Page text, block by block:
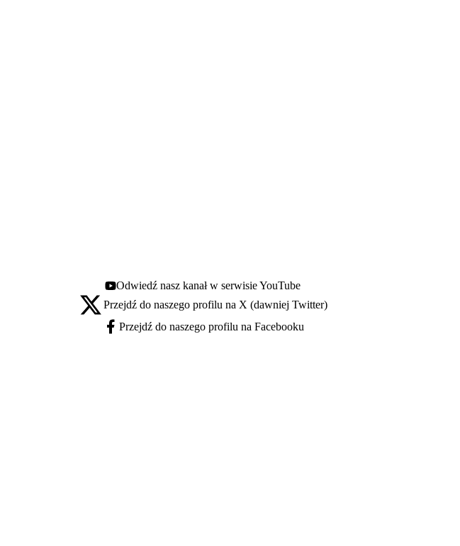
Youtube - otwiera się w nowej karcie
Odwiedź nasz kanał w serwisie YouTube
X - otwiera się w nowej karcie
Przejdź do naszego profilu na X (dawniej Twitter)
Facebook - otwiera się w nowej karcie
Przejdź do naszego profilu na Facebooku